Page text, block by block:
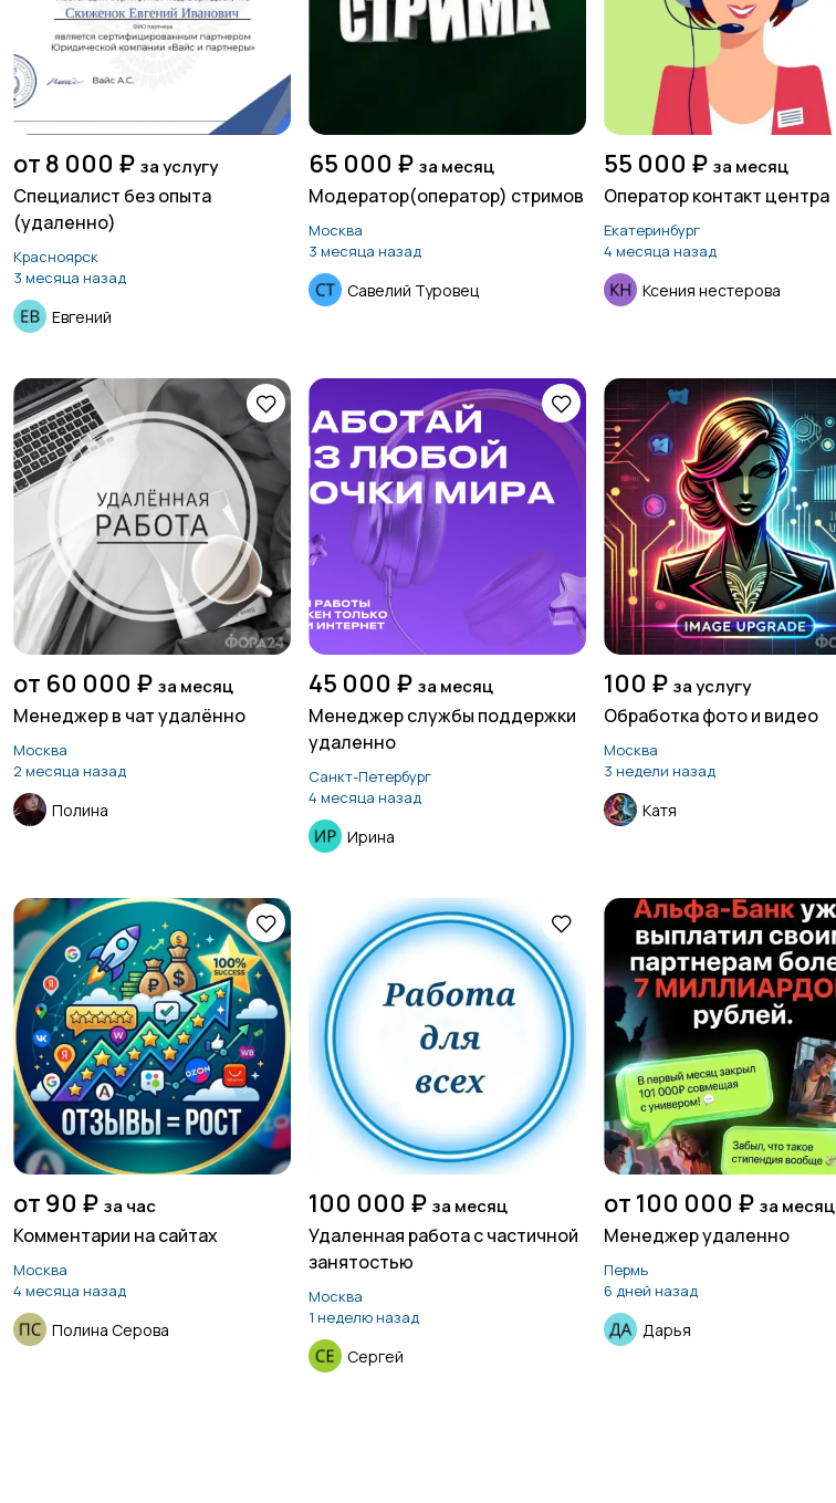
от 8 000 ₽ за услугу
Специалист без опыта
(удаленно)
Красноярск
3 месяца назад
Евгений
65 000 ₽ за месяц
Модератор(оператор) стримов
Москва
3 месяца назад
Савелий Туровец
55 000 ₽ за месяц
Оператор контакт центра
Екатеринбург
4 месяца назад
Ксения нестерова
от 60 000 ₽ за месяц
Менеджер в чат удалённо
Москва
2 месяца назад
Полина
45 000 ₽ за месяц
Менеджер службы поддержки
удаленно
Санкт-Петербург
4 месяца назад
Ирина
100 ₽ за услугу
Обработка фото и видео
Москва
3 недели назад
Катя
от 90 ₽ за час
Комментарии на сайтах
Москва
4 месяца назад
Полина Серова
100 000 ₽ за месяц
Удаленная работа с частичной
занятостью
Москва
1 неделю назад
Сергей
от 100 000 ₽ за месяц
Менеджер удаленно
Пермь
6 дней назад
Дарья